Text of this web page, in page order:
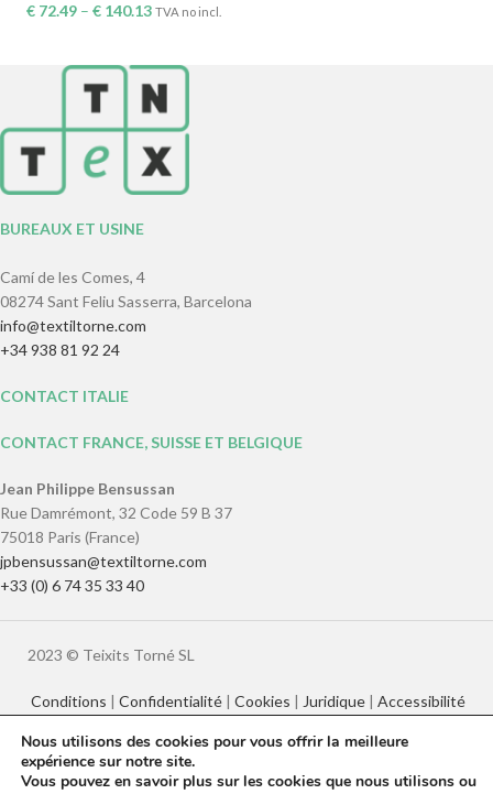
€72.49– €140.13 TVA no incl.
BUREAUX ET USINE
Camí de les Comes, 4
08274 Sant Feliu Sasserra, Barcelona
info@textiltorne.com
+34 938 81 92 24
CONTACT ITALIE
CONTACT FRANCE, SUISSE ET BELGIQUE
Jean Philippe Bensussan
Rue Damrémont, 32 Code 59 B 37
75018 Paris (France)
jpbensussan@textiltorne.com
+33 (0) 6 74 35 33 40
2023 © Teixits Torné SL
Conditions | Confidentialité| Cookies | Juridique| Accessibilité
Nous utilisons des cookies pour vous offrir la meilleure
expérience sur notre site.
Vous pouvez en savoir plus sur les cookies que nous utilisons ou
Català English